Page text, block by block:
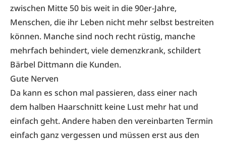
zwischen Mitte 50 bis weit in die 90er-Jahre,
Menschen, die ihr Leben nicht mehr selbst bestreiten
können. Manche sind noch recht rüstig, manche
mehrfach behindert, viele demenzkrank, schildert
Bärbel Dittmann die Kunden.
Gute Nerven
Da kann es schon mal passieren, dass einer nach
dem halben Haarschnitt keine Lust mehr hat und
einfach geht. Andere haben den vereinbarten Termin
einfach ganz vergessen und müssen erst aus den